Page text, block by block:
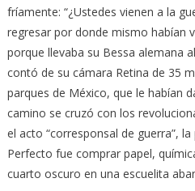
fríamente: “¿Ustedes vienen a la
regresar por donde mismo habían
porque llevaba su Bessa alemana
contó de su cámara Retina de 35
parques de México, que le habían
camino se cruzó con los
el acto “corresponsal de guerra”,
Perfecto fue comprar papel,
cuarto oscuro en una escuelita